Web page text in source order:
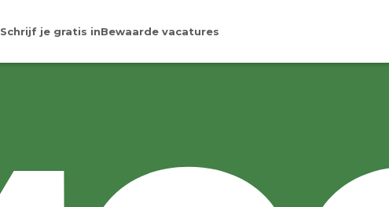
Schrijf je gratis inBewaarde vacatures